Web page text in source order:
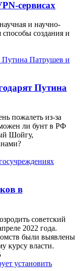
сервисах
и научно-
создания и
Путина
пожалеть из-за
ли бунт в РФ
Шойгу,
в
советский
2022 года.
были выявлены
курсу власти.